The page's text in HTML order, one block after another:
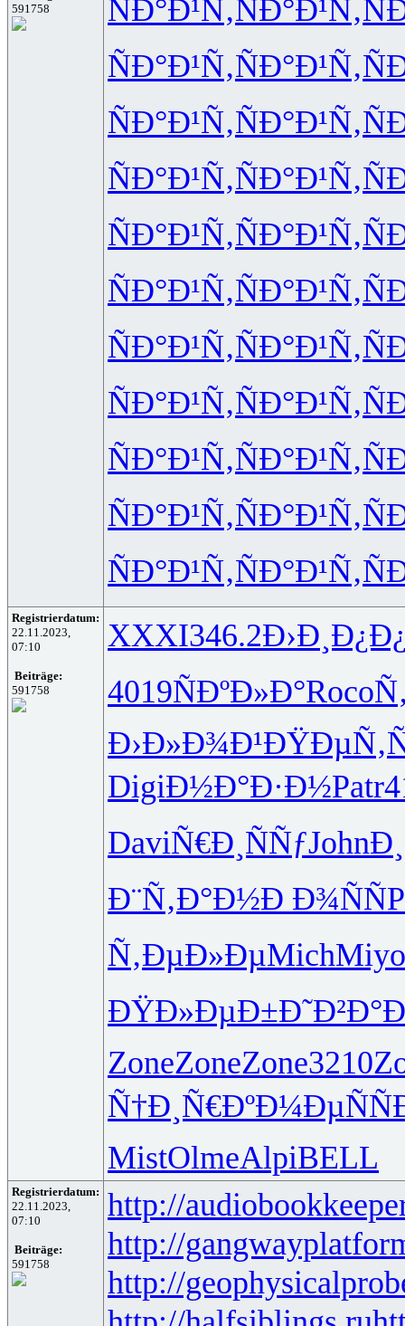
591758
ÑÐ°Ð¹Ñ‚ÑÐ°Ð¹Ñ‚
ÑÐ°Ð¹Ñ‚ÑÐ°Ð¹Ñ‚
ÑÐ°Ð¹Ñ‚ÑÐ°Ð¹Ñ‚
ÑÐ°Ð¹Ñ‚ÑÐ°Ð¹Ñ‚
ÑÐ°Ð¹Ñ‚ÑÐ°Ð¹Ñ‚
ÑÐ°Ð¹Ñ‚ÑÐ°Ð¹Ñ‚
ÑÐ°Ð¹Ñ‚ÑÐ°Ð¹Ñ‚
ÑÐ°Ð¹Ñ‚ÑÐ°Ð¹Ñ‚
ÑÐ°Ð¹Ñ‚ÑÐ°Ð¹Ñ‚
ÑÐ°Ð¹Ñ‚ÑÐ°Ð¹Ñ‚
ÑÐ°Ð¹Ñ‚ÑÐ°Ð¹Ñ‚
Registrierdatum:
22.11.2023,
07:10
Beiträge:
591758
XXXI346.2
4019ÑÐºÐ»Ð°Roco
Ð›Ð»Ð¾Ð¹
DigiÐ½Ð°Ð·Ð½Patr
DaviÑ€Ð¸ÑÑƒJohn
Ð¨Ñ‚Ð°Ð½Ð Ð¾ÑÑ
Ñ‚ÐµÐ»ÐµMichMiyo
ÐŸÐ»ÐµÐ±
ZoneZoneZone3210
Ñ†Ð¸Ñ€ÐºÐ¼ÐµÑÑ
MistOlmeAlpiBELL
Registrierdatum:
22.11.2023,
07:10
Beiträge:
591758
http://
http://
http://